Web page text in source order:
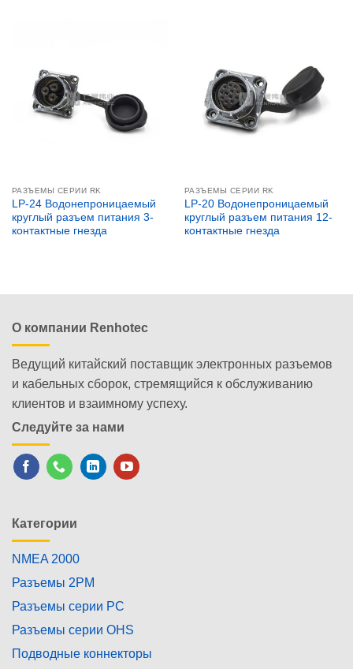
РАЗЪЕМЫ СЕРИИ RK
LP-24 Водонепроницаемый
круглый разъем питания 3-
контактные гнезда
РАЗЪЕМЫ СЕРИИ RK
LP-20 Водонепроницаемый
круглый разъем питания 12-
контактные гнезда
О компании Renhotec
Ведущий китайский поставщик электронных разъемов
и кабельных сборок, стремящийся к обслуживанию
клиентов и взаимному успеху.
Следуйте за нами
Категории
NMEA 2000
Разъемы 2PM
Разъемы серии PC
Разъемы серии OHS
Подводные коннекторы